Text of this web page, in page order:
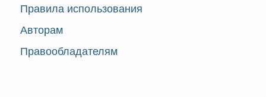
Правила использования
Авторам
Правообладателям